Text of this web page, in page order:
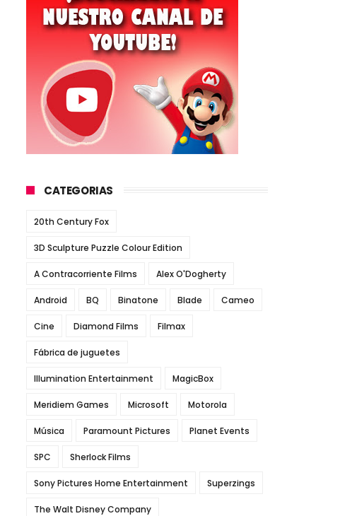
CATEGORIAS
20th Century Fox
3D Sculpture Puzzle Colour Edition
A Contracorriente Films Alex O'Dogherty
Android BQ Binatone Blade Cameo
Cine Diamond Films Filmax
Fábrica de juguetes
Illumination Entertainment MagicBox
Meridiem Games Microsoft Motorola
Música Paramount Pictures Planet Events
SPC Sherlock Films
Sony Pictures Home Entertainment Superzings
The Walt Disney Company